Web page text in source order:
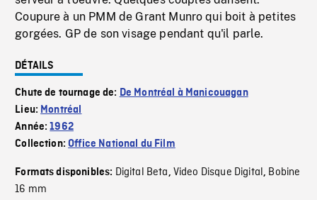
Coupure à un PMM de Grant Munro qui boit à petites
gorgées. GP de son visage pendant qu'il parle.
DÉTAILS
Chute de tournage de: De Montréal à Manicouagan
Lieu: Montréal
Année:1962
Collection:Office National du Film
Formats disponibles: Digital Beta, Video Disque Digital, Bobine
16 mm